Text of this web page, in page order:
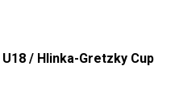
/ Hlinka-Gretzky Cup